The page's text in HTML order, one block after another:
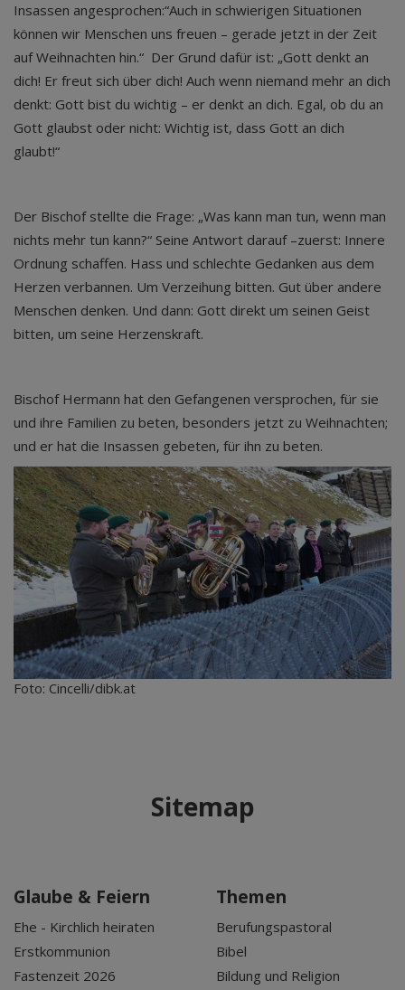
Insassen angesprochen:“Auch in schwierigen Situationen
können wir Menschen uns freuen – gerade jetzt in der Zeit
auf Weihnachten hin.“ Der Grund dafür ist: „Gott denkt an
dich! Er freut sich über dich! Auch wenn niemand mehr an dich
denkt: Gott bist du wichtig – er denkt an dich. Egal, ob du an
Gott glaubst oder nicht: Wichtig ist, dass Gott an dich
glaubt!“
Der Bischof stellte die Frage: „Was kann man tun, wenn man
nichts mehr tun kann?“ Seine Antwort darauf –zuerst: Innere
Ordnung schaffen. Hass und schlechte Gedanken aus dem
Herzen verbannen. Um Verzeihung bitten. Gut über andere
Menschen denken. Und dann: Gott direkt um seinen Geist
bitten, um seine Herzenskraft.
Bischof Hermann hat den Gefangenen versprochen, für sie
und ihre Familien zu beten, besonders jetzt zu Weihnachten;
und er hat die Insassen gebeten, für ihn zu beten.
Foto: Cincelli/dibk.at
Sitemap
Glaube & Feiern
Ehe - Kirchlich heiraten
Erstkommunion
Fastenzeit 2026
Themen
Berufungspastoral
Bibel
Bildung und Religion